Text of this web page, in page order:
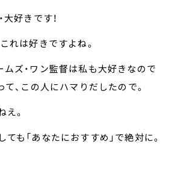
大好きです！
れは好きですよね。
ムズ・ワン監督は私も大好きなので
て、この人にハマりだしたので。
え。
ても「あなたにおすすめ」で絶対に。